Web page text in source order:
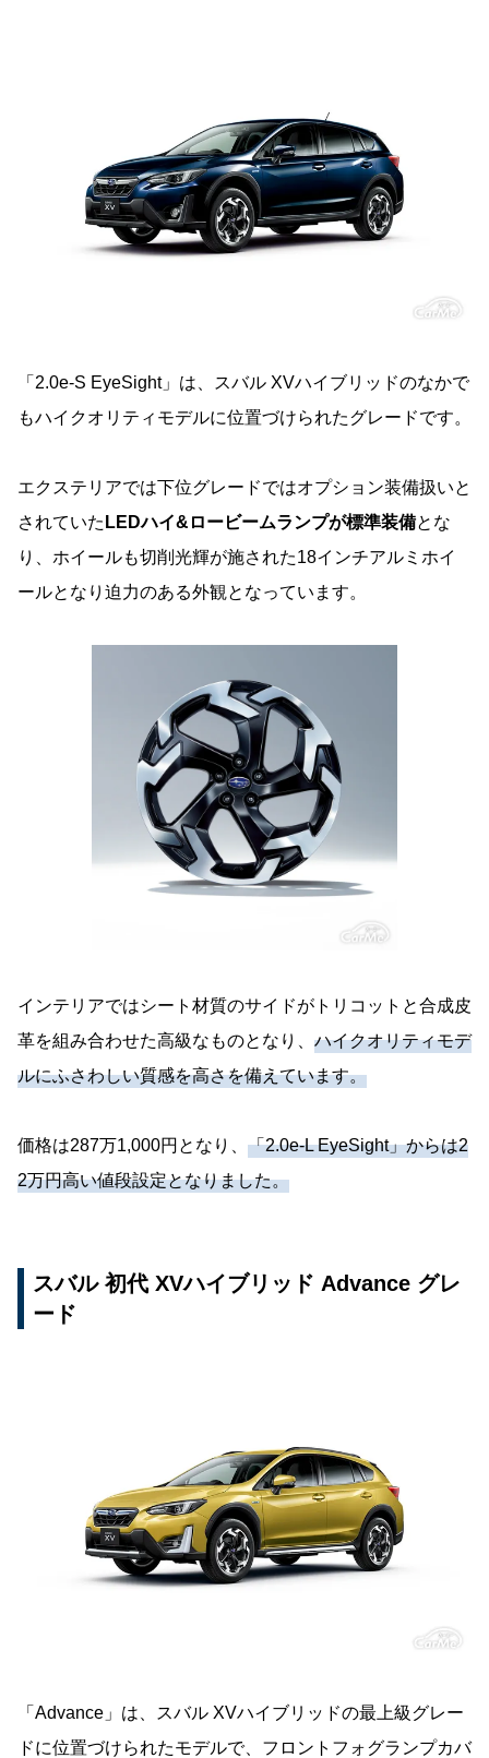
「2.0e-S EyeSight」は、スバル XVハイブリッドのなかで
もハイクオリティモデルに位置づけられたグレードです。
エクステリアでは下位グレードではオプション装備扱いと
されていた LEDハイ&ロービームランプが標準装備とな
り、ホイールも切削光輝が施された18インチアルミホイ
ールとなり迫力のある外観となっています。
インテリアではシート材質のサイドがトリコットと合成皮
革を組み合わせた高級なものとなり、 ハイクオリティモデ
ルにふさわしい質感を高さを備えています。
価格は287万1,000円となり、 「2.0e-L EyeSight」からは2
2万円高い値段設定となりました。
スバル 初代 XVハイブリッド Advance グレ
ード
「Advance」は、スバル XVハイブリッドの最上級グレー
ドに位置づけられたモデルで、フロントフォグランプカバ